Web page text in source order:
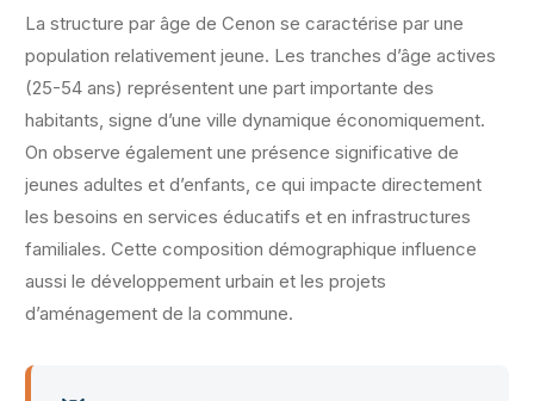
La structure par âge de Cenon se caractérise par une
population relativement jeune. Les tranches d’âge actives
(25-54 ans) représentent une part importante des
habitants, signe d’une ville dynamique économiquement.
On observe également une présence significative de
jeunes adultes et d’enfants, ce qui impacte directement
les besoins en services éducatifs et en infrastructures
familiales. Cette composition démographique influence
aussi le développement urbain et les projets
d’aménagement de la commune.